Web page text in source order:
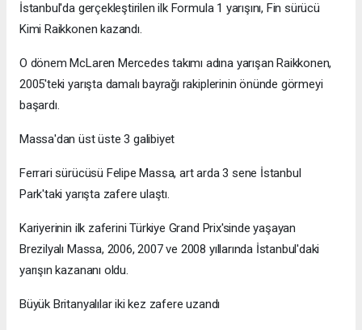
İstanbul'da gerçekleştirilen ilk Formula 1 yarışını, Fin sürücü
Kimi Raikkonen kazandı.
O dönem McLaren Mercedes takımı adına yarışan Raikkonen,
2005'teki yarışta damalı bayrağı rakiplerinin önünde görmeyi
başardı.
Massa'dan üst üste 3 galibiyet
Ferrari sürücüsü Felipe Massa, art arda 3 sene İstanbul
Park'taki yarışta zafere ulaştı.
Kariyerinin ilk zaferini Türkiye Grand Prix'sinde yaşayan
Brezilyalı Massa, 2006, 2007 ve 2008 yıllarında İstanbul'daki
yarışın kazananı oldu.
Büyük Britanyalılar iki kez zafere uzandı